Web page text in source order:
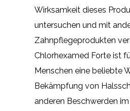
Wirksamkeit dieses
untersuchen und mit
Zahnpflegeprodukten
Chlorhexamed Forte ist
Menschen eine beliebte
Bekämpfung von
anderen Beschwerden